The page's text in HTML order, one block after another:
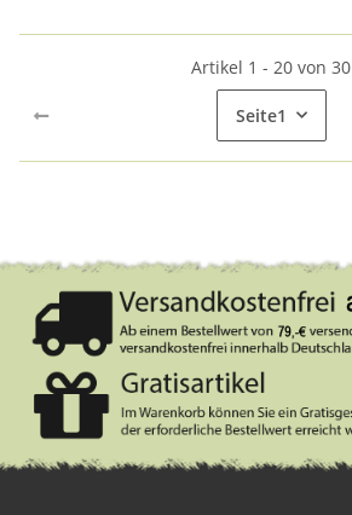
Artikel 1 - 20 von 30
Seite1